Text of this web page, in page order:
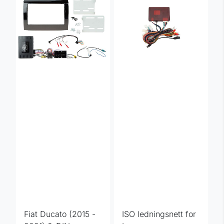
Fiat Ducato (2015 -
ISO ledningsnett for